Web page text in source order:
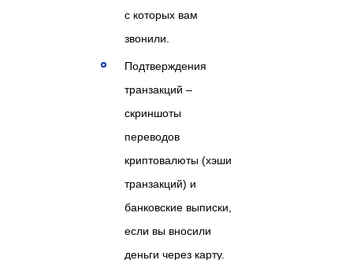
с которых вам
звонили.
Подтверждения
транзакций –
скриншоты
переводов
криптовалюты (хэши
транзакций) и
банковские выписки,
если вы вносили
деньги через карту.